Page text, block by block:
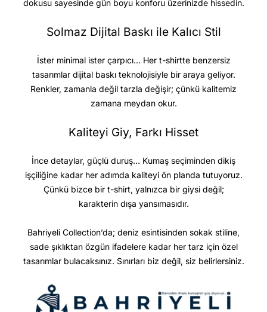
dokusu sayesinde gün boyu konforu üzerinizde hissedin.
Solmaz Dijital Baskı ile Kalıcı Stil
İster minimal ister çarpıcı… Her t-shirtte benzersiz
tasarımlar dijital baskı teknolojisiyle bir araya geliyor.
Renkler, zamanla değil tarzla değişir; çünkü kalitemiz
zamana meydan okur.
Kaliteyi Giy, Farkı Hisset
İnce detaylar, güçlü duruş… Kumaş seçiminden dikiş
işçiliğine kadar her adımda kaliteyi ön planda tutuyoruz.
Çünkü bizce bir t-shirt, yalnızca bir giysi değil;
karakterin dışa yansımasıdır.
Bahriyeli Collection’da; deniz esintisinden sokak stiline,
sade şıklıktan özgün ifadelere kadar her tarz için özel
tasarımlar bulacaksınız. Sınırları biz değil, siz belirlersiniz.